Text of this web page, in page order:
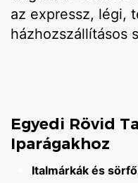
az expressz, légi,
házhozszállításos
Egyedi Rövid
Iparágakhoz
Italmárkák és